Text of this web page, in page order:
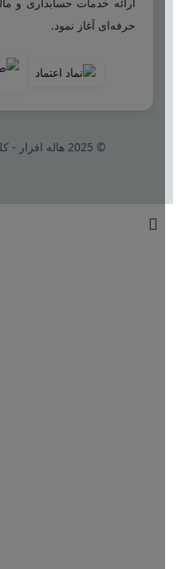
حرفه‌ای آغاز نمود.
© 2025 هاله افزار - کلیه حقوق محفوظ است.